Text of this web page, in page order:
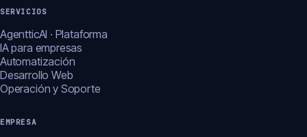
SERVICIOS
AgentticAI · Plataforma
IA para empresas
Automatización
Desarrollo Web
Operación y Soporte
EMPRESA